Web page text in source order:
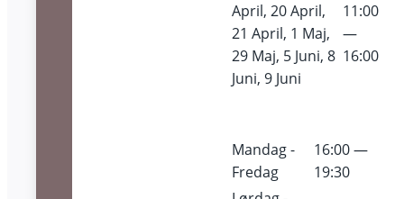
April, 20 April,
21 April, 1 Maj,
29 Maj, 5 Juni, 8
Juni, 9 Juni
11:00
—
16:00
Mandag -
Fredag
16:00 —
19:30